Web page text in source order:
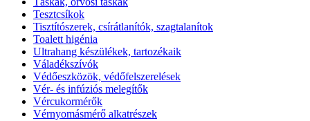
Tesztcsíkok
Tisztítószerek, csírátlanítók, szagtalanítok
Toalett higénia
Ultrahang készülékek, tartozékaik
Váladékszívók
Védőeszközök, védőfelszerelések
Vér- és infúziós melegítők
Vércukormérők
Vérnyomásmérő alkatrészek